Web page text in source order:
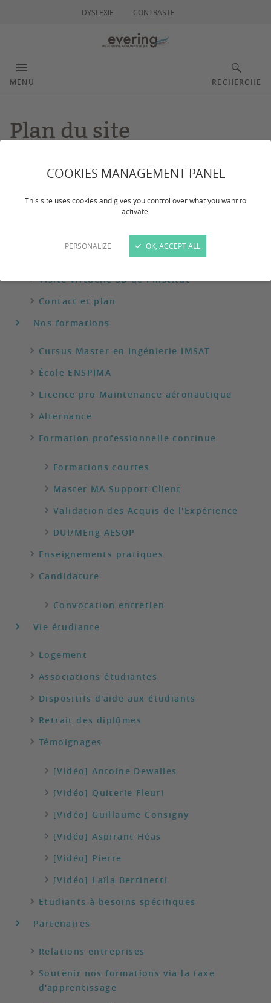
COOKIES MANAGEMENT PANEL
This site uses cookies and gives you control over what you want to
activate.
PERSONALIZE OK, ACCEPT ALL
DYSLEXIE CONTRASTE
MENU RECHERCHE
Plan du site
Accueil
Institut evering Bordeaux
Campus de Mérignac
Campus de Talence
Visite virtuelle 3D de l'institut
Contact et plan
Nos formations
Cursus Master en Ingénierie IMSAT
École ENSPIMA
Licence pro Maintenance aéronautique
Alternance
Formation professionnelle continue
Formations courtes
Master MA Support Client
Validation des Acquis de l'Expérience
DUI/MEng AESOP
Enseignements pratiques
Candidature
Convocation entretien
Vie étudiante
Logement
Associations étudiantes
Dispositifs d'aide aux étudiants
Retrait des diplômes
Témoignages
[Vidéo] Antoine Dewalles
[Vidéo] Quiterie Fleuri
[Vidéo] Guillaume Consigny
[Vidéo] Aspirant Héas
[Vidéo] Pierre
[Vidéo] Laïla Bertinetti
Etudiants à besoins spécifiques
Partenaires
Relations entreprises
Soutenir nos formations via la taxe
d'apprentissage